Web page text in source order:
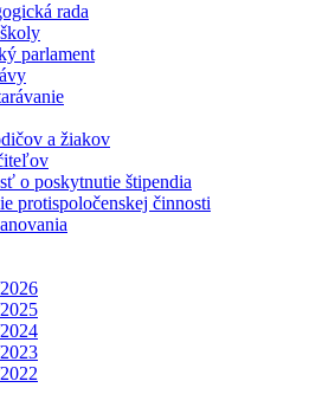
rada
parlament
a žiakov
o poskytnutie štipendia
protispoločenskej činnosti